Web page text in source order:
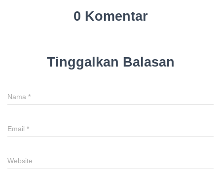
0 Komentar
Tinggalkan Balasan
Nama *
Email *
Website